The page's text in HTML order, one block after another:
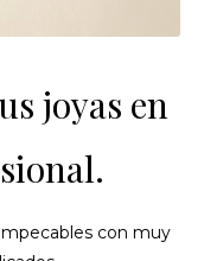
joyas en
con muy